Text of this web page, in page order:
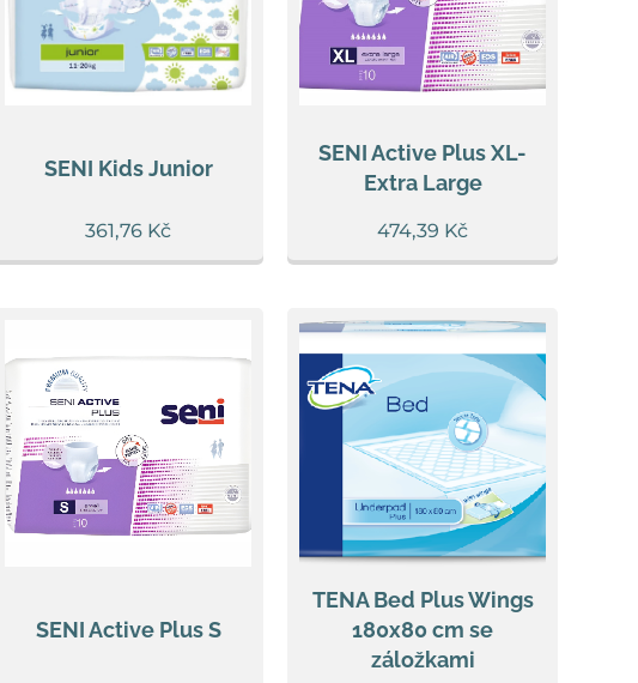
SENI Kids Junior
361,76 Kč
SENI Active Plus XL-
Extra Large
474,39 Kč
SENI Active Plus S
TENA Bed Plus Wings
180x80 cm se
záložkami